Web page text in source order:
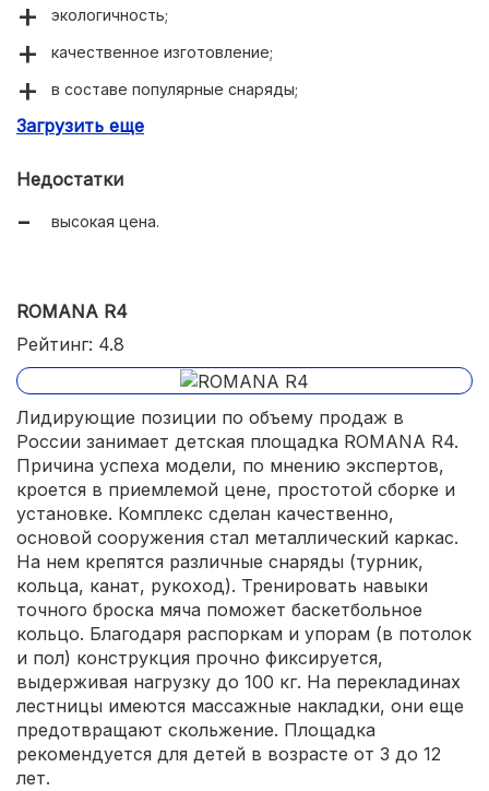
экологичность;
качественное изготовление;
в составе популярные снаряды;
прочность и надежность.
Загрузить еще
Недостатки
высокая цена.
ROMANA R4
Рейтинг: 4.8
Лидирующие позиции по объему продаж в
России занимает детская площадка ROMANA R4.
Причина успеха модели, по мнению экспертов,
кроется в приемлемой цене, простотой сборке и
установке. Комплекс сделан качественно,
основой сооружения стал металлический каркас.
На нем крепятся различные снаряды (турник,
кольца, канат, рукоход). Тренировать навыки
точного броска мяча поможет баскетбольное
кольцо. Благодаря распоркам и упорам (в потолок
и пол) конструкция прочно фиксируется,
выдерживая нагрузку до 100 кг. На перекладинах
лестницы имеются массажные накладки, они еще
предотвращают скольжение. Площадка
рекомендуется для детей в возрасте от 3 до 12
лет.